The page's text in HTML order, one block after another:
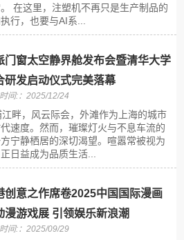
在这里，注塑机不再只是生产制品的
行，也要与AI系...
门窗太空静界舱发布会暨清华大学
研发启动仪式完美落幕
间:：2025/12/24
江畔，风云际会，外滩作为上海的城市
速度。然而，璀璨灯火与不息车流的
宁静栖居的深切渴望。喧嚣常被视为
日益成为品质生活...
创意之作席卷2025中国国际漫画
漫游戏展 引领娱乐新浪潮
间:：2025/09/29